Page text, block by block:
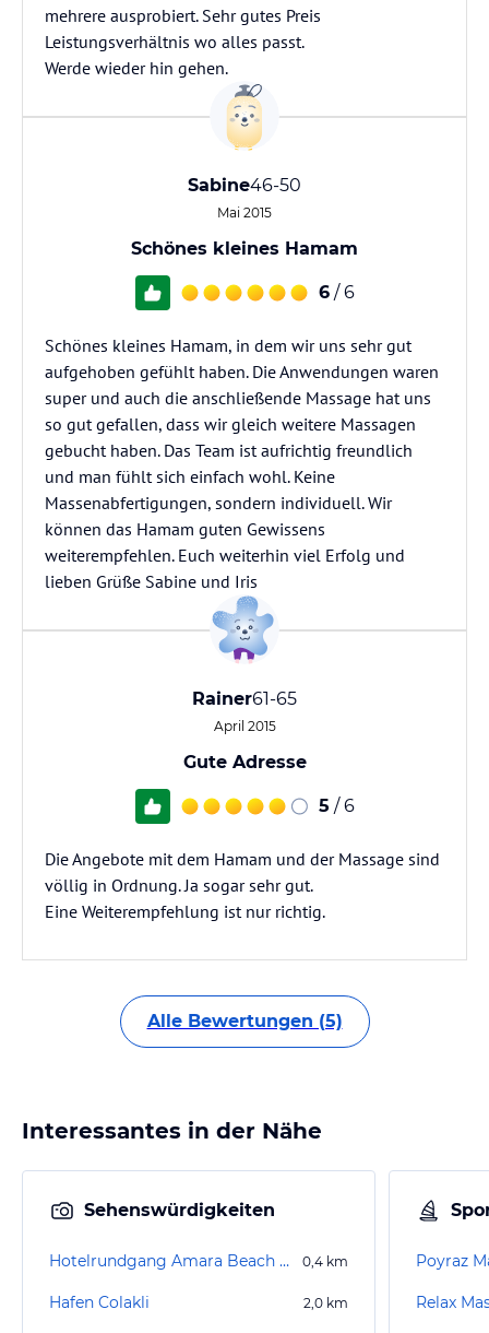
mehrere ausprobiert. Sehr gutes Preis
Leistungsverhältnis wo alles passt.
Werde wieder hin gehen.
Sabine46-50
Mai 2015
Schönes kleines Hamam
6 / 6
Schönes kleines Hamam, in dem wir uns sehr gut
aufgehoben gefühlt haben. Die Anwendungen waren
super und auch die anschließende Massage hat uns
so gut gefallen, dass wir gleich weitere Massagen
gebucht haben. Das Team ist aufrichtig freundlich
und man fühlt sich einfach wohl. Keine
Massenabfertigungen, sondern individuell. Wir
können das Hamam guten Gewissens
weiterempfehlen. Euch weiterhin viel Erfolg und
lieben Grüße Sabine und Iris
Rainer61-65
April 2015
Gute Adresse
5 / 6
Die Angebote mit dem Hamam und der Massage sind
völlig in Ordnung. Ja sogar sehr gut.
Eine Weiterempfehlung ist nur richtig.
Alle Bewertungen (5)
Interessantes in der Nähe
Sehenswürdigkeiten
Hotelrundgang Amara Beach Resort (existiert nicht mehr) 0,4 km
Hafen Colakli 2,0 km
Poyraz
Relax